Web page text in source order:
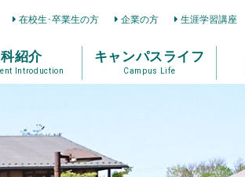
在校生･卒業生の方 企業の方 生涯学習講座
紹介
Introduction
キャンパスライフ
Campus Life